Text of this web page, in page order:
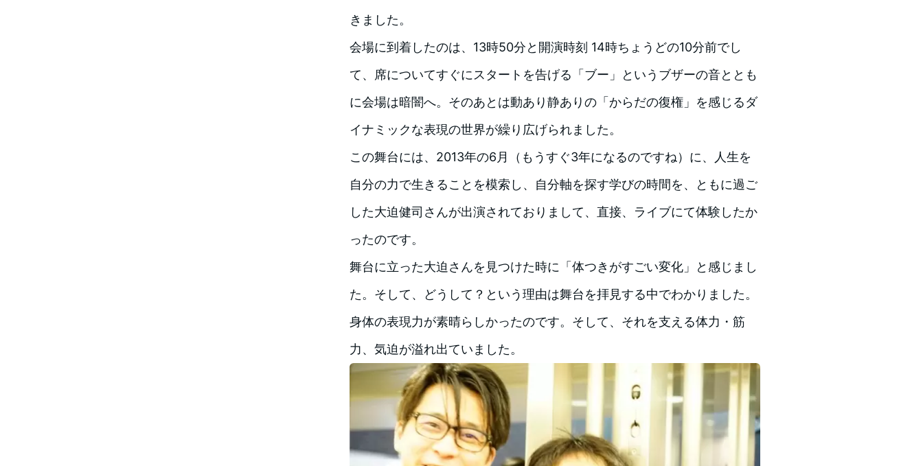
きました。
会場に到着したのは、13時50分と開演時刻 14時ちょうどの10分前でし
て、席についてすぐにスタートを告げる「ブー」というブザーの音ととも
に会場は暗闇へ。そのあとは動あり静ありの「からだの復権」を感じるダ
イナミックな表現の世界が繰り広げられました。
この舞台には、2013年の6月（もうすぐ3年になるのですね）に、人生を
自分の力で生きることを模索し、自分軸を探す学びの時間を、ともに過ご
した大迫健司さんが出演されておりまして、直接、ライブにて体験したか
ったのです。
舞台に立った大迫さんを見つけた時に「体つきがすごい変化」と感じまし
た。そして、どうして？という理由は舞台を拝見する中でわかりました。
身体の表現力が素晴らしかったのです。そして、それを支える体力・筋
力、気迫が溢れ出ていました。